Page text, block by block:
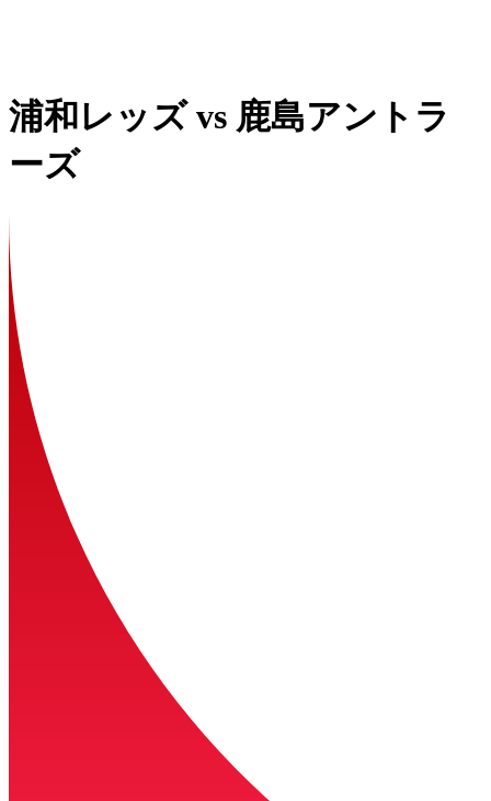
浦和レッズvs 鹿島アントラ
ーズ